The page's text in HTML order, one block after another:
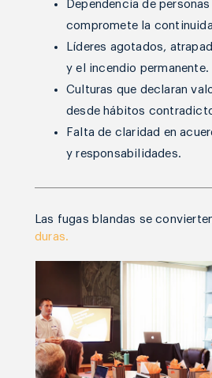
Dependencia de
compromete la
Líderes agotados,
y el incendio permanente.
Culturas que declaran
desde hábitos
Falta de claridad en
y responsabilidades.
Las fugas blandas se
duras.